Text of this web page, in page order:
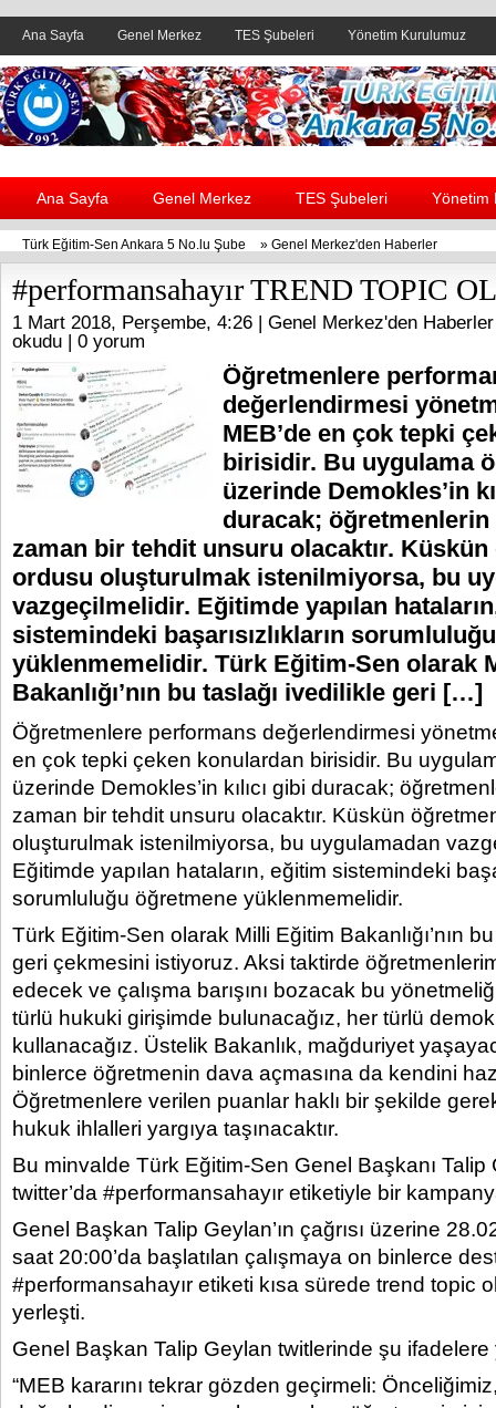
Ana Sayfa Genel Merkez TES Şubeleri Yönetim Kurulumuz
Header yanı reklam alanı
Ana Sayfa Genel Merkez TES Şubeleri Yönetim
Türk Eğitim-Sen Ankara 5 No.lu Şube » Genel Merkez'den Haberler
#performansahayır TREND TOPIC
1 Mart 2018, Perşembe, 4:26 | Genel Merkez'den Haberler
okudu | 0 yorum
Öğretmenlere
değerlendirmesi
MEB’de en çok tepki
birisidir. Bu uygulama
üzerinde Demokles’in
duracak;
zaman bir tehdit unsuru olacaktır.
ordusu oluşturulmak istenilmiyorsa, bu
vazgeçilmelidir. Eğitimde yapılan
sistemindeki başarısızlıkların
yüklenmemelidir. Türk Eğitim-Sen olarak
Bakanlığı’nın bu taslağı ivedilikle geri […]
Öğretmenlere performans değerlendirmesi
en çok tepki çeken konulardan birisidir. Bu
üzerinde Demokles’in kılıcı gibi duracak;
zaman bir tehdit unsuru olacaktır. Küskün
oluşturulmak istenilmiyorsa, bu uygulamadan
Eğitimde yapılan hataların, eğitim sistemindeki
sorumluluğu öğretmene yüklenmemelidir.
Türk Eğitim-Sen olarak Milli Eğitim Bakanlığı’nın
geri çekmesini istiyoruz. Aksi taktirde
edecek ve çalışma barışını bozacak bu
türlü hukuki girişimde bulunacağız, her türlü
kullanacağız. Üstelik Bakanlık, mağduriyet
binlerce öğretmenin dava açmasına da kendini
Öğretmenlere verilen puanlar haklı bir şekilde
hukuk ihlalleri yargıya taşınacaktır.
Bu minvalde Türk Eğitim-Sen Genel Başkanı Talip
twitter’da #performansahayır etiketiyle bir
Genel Başkan Talip Geylan’ın çağrısı üzerine
saat 20:00’da başlatılan çalışmaya on binlerce
#performansahayır etiketi kısa sürede trend topic
yerleşti.
Genel Başkan Talip Geylan twitlerinde şu ifadelere
“MEB kararını tekrar gözden geçirmeli: